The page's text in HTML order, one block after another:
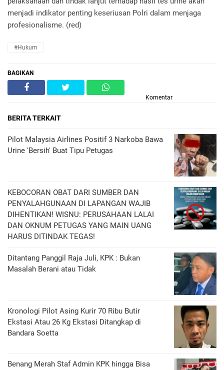
menjadi indikator penting keseriusan Polri dalam menjaga
profesionalisme. (red)
#Hukum
BAGIKAN
Komentar
BERITA TERKAIT
Pilot Malaysia Airlines Positif 3 Narkoba Bawa
Urine 'Bersih' Buat Tipu Petugas
KEBOCORAN OBAT DARI SUMBER DAN
PENYALAHGUNAAN DI LAPANGAN WAJIB
DIHENTIKAN! WISNU: PERUSAHAAN LALAI
DAN OKNUM PETUGAS YANG MAIN UANG
HARUS DITINDAK TEGAS!
Ditantang Panggil Raja Juli, KPK : Bukan
Masalah Berani atau Tidak
Kronologi Pilot Asing Kurir 70 Ribu Butir
Ekstasi Atau 26 Kg Ekstasi Ditangkap di
Bandara Soetta
Benang Merah Staf Admin KPK hingga Bisa